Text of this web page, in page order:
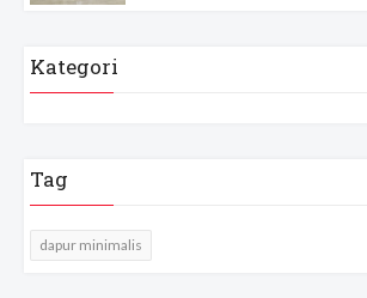
Kategori
Tag
dapur minimalis